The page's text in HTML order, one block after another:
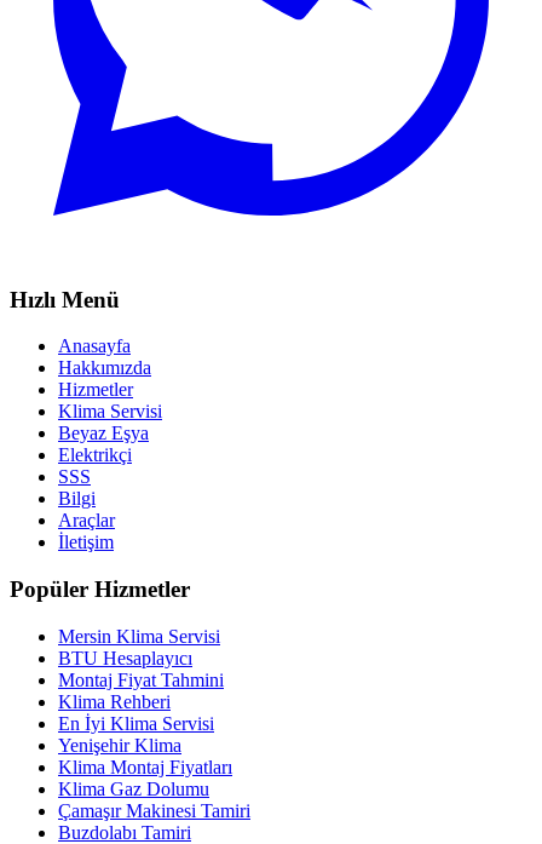
Hızlı Menü
Anasayfa
Hakkımızda
Hizmetler
Klima Servisi
Beyaz Eşya
Elektrikçi
SSS
Bilgi
Araçlar
İletişim
Popüler Hizmetler
Mersin Klima Servisi
BTU Hesaplayıcı
Montaj Fiyat Tahmini
Klima Rehberi
En İyi Klima Servisi
Yenişehir Klima
Klima Montaj Fiyatları
Klima Gaz Dolumu
Çamaşır Makinesi Tamiri
Buzdolabı Tamiri